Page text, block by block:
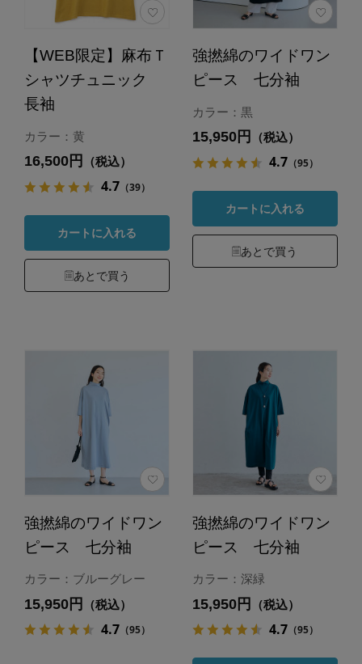
【WEB限定】麻布Ｔ
シャツチュニック
長袖
カラー：黄
16,500円 （税込）
4.7（39）
カートに入れる
あとで買う
強撚綿のワイドワン
ピース 七分袖
カラー：黒
15,950円 （税込）
4.7（95）
カートに入れる
あとで買う
強撚綿のワイドワン
ピース 七分袖
カラー：ブルーグレー
15,950円 （税込）
4.7（95）
強撚綿のワイドワン
ピース 七分袖
カラー：深緑
15,950円 （税込）
4.7（95）